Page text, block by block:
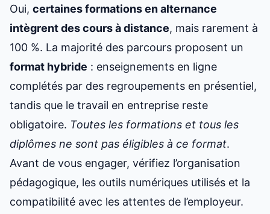
Oui, certaines formations en alternance
intègrent des cours à distance, mais rarement à
100 %. La majorité des parcours proposent un
format hybride : enseignements en ligne
complétés par des regroupements en présentiel,
tandis que le travail en entreprise reste
obligatoire. Toutes les formations et tous les
diplômes ne sont pas éligibles à ce format.
Avant de vous engager, vérifiez l’organisation
pédagogique, les outils numériques utilisés et la
compatibilité avec les attentes de l’employeur.